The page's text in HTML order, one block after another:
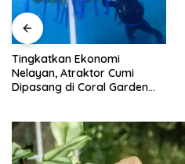
PDKT Danau Tempe :
Pendekatan Kearifan Lokal
untuk Keberlanjutan Sumber